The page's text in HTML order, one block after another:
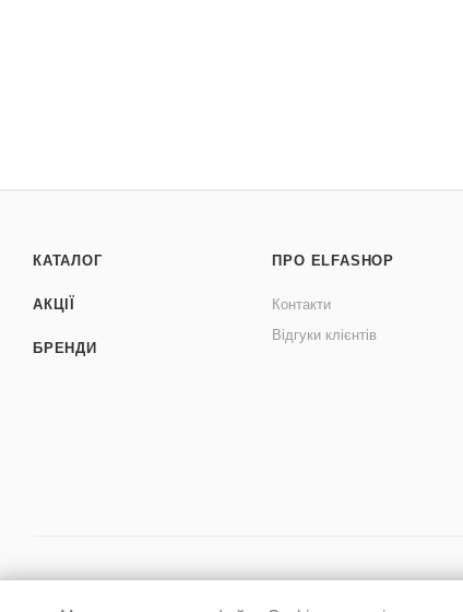
КАТАЛОГ
АКЦІЇ
БРЕНДИ
ПРО ELFASHOP
Контакти
Відгуки клієнтів